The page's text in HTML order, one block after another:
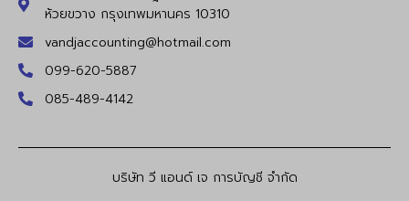
ห้วยขวาง กรุงเทพมหานคร 10310
vandjaccounting@hotmail.com
099-620-5887
085-489-4142
บริษัท วี แอนด์ เจ การบัญชี จำกัด